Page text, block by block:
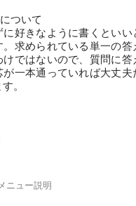
ついて
に好きなように書くといい
。求められている単一の答
けではないので、質問に答
が一本通っていれば大丈夫
。
ニュー説明